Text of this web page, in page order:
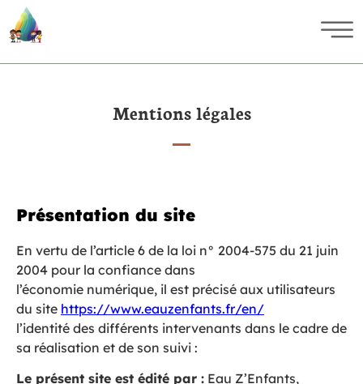
Mentions légales
Présentation du site
En vertu de l’article 6 de la loi n° 2004-575 du 21 juin
2004 pour la confiance dans
l’économie numérique, il est précisé aux utilisateurs
du site https://www.eauzenfants.fr/en/
l’identité des différents intervenants dans le cadre de
sa réalisation et de son suivi :
Le présent site est édité par : Eau Z’Enfants,